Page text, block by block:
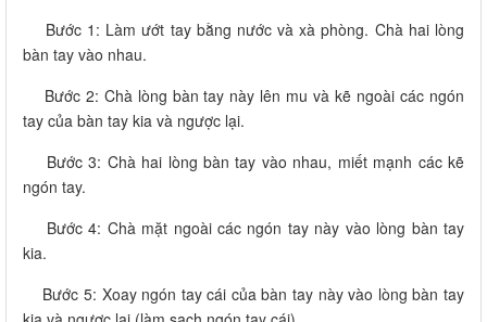
Bước 1: Làm ướt tay bằng nước và xà phòng. Chà hai lòng
bàn tay vào nhau.
Bước 2: Chà lòng bàn tay này lên mu và kẽ ngoài các ngón
tay của bàn tay kia và ngược lại.
Bước 3: Chà hai lòng bàn tay vào nhau, miết mạnh các kẽ
ngón tay.
Bước 4: Chà mặt ngoài các ngón tay này vào lòng bàn tay
kia.
Bước 5: Xoay ngón tay cái của bàn tay này vào lòng bàn tay